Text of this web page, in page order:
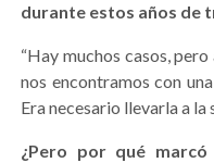
durante estos años de
“Hay muchos casos,
nos encontramos con
Era necesario llevarla a la
¿Pero por qué